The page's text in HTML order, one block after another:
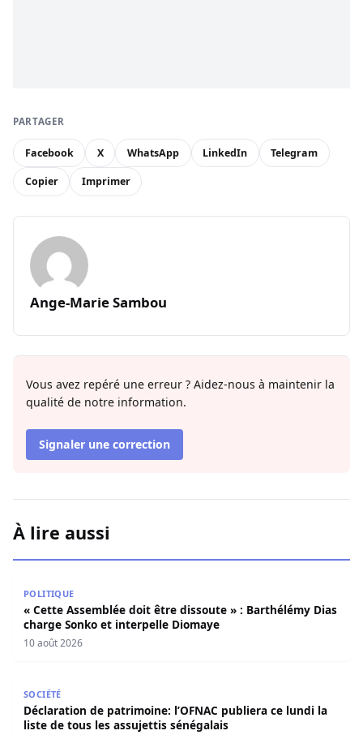
PARTAGER
Facebook X WhatsApp LinkedIn Telegram
Copier Imprimer
Ange-Marie Sambou
Vous avez repéré une erreur ? Aidez-nous à maintenir la
qualité de notre information.
Signaler une correction
À lire aussi
POLITIQUE
« Cette Assemblée doit être dissoute » : Barthélémy Dias
charge Sonko et interpelle Diomaye
10 août 2026
SOCIÉTÉ
Déclaration de patrimoine: l’OFNAC publiera ce lundi la
liste de tous les assujettis sénégalais